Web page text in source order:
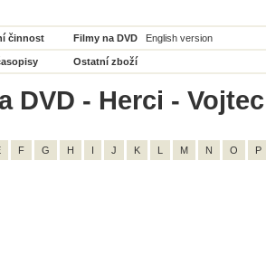
činnost Filmy na DVD English version
Ostatní zboží
DVD - Herci -
F G H I J K L M N O P